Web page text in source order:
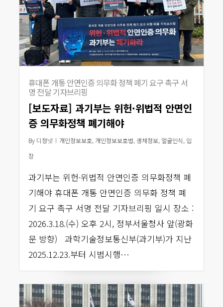
휴대폰 개통 안면인증 의무화 정책 폐기 요구 촉구 서
명 전달 기자브리핑
[보도자료] 과기부는 위헌·위법적 안면인
증 의무화정책 폐기해야
By 디정넷 개인정보보호, 개인정보보호법,생체정보, 얼굴인식, 입
장
과기부는 위헌·위법적 안면인증 의무화정책 폐
기해야 휴대폰 개통 안면인증 의무화 정책 폐
기 요구 촉구 서명 전달 기자브리핑 일시 장소 :
2026.3.18.(수) 오후 2시, 정부서울청사 앞(광화
문 방향) 과학기술정보통신부(과기부)가 지난
2025.12.23.부터 시범시행…